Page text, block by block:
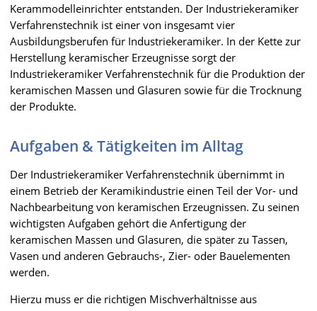
Kerammodelleinrichter entstanden. Der Industriekeramiker
Verfahrenstechnik ist einer von insgesamt vier
Ausbildungsberufen für Industriekeramiker. In der Kette zur
Herstellung keramischer Erzeugnisse sorgt der
Industriekeramiker Verfahrenstechnik für die Produktion der
keramischen Massen und Glasuren sowie für die Trocknung
der Produkte.
Aufgaben & Tätigkeiten im Alltag
Der Industriekeramiker Verfahrenstechnik übernimmt in
einem Betrieb der Keramikindustrie einen Teil der Vor- und
Nachbearbeitung von keramischen Erzeugnissen. Zu seinen
wichtigsten Aufgaben gehört die Anfertigung der
keramischen Massen und Glasuren, die später zu Tassen,
Vasen und anderen Gebrauchs-, Zier- oder Bauelementen
werden.
Hierzu muss er die richtigen Mischverhältnisse aus